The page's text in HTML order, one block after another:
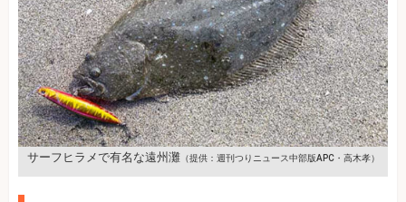
サーフヒラメで有名な遠州灘 （提供：週刊つりニュース中部版APC・高木孝）